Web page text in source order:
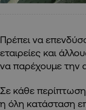
Πρέπει να
εταιρείες και
να παρέχουμε την
Σε κάθε
η όλη κατάσταση